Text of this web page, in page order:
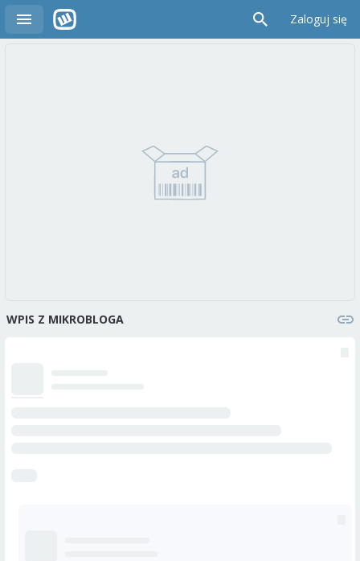
Zaloguj się
WPIS Z MIKROBLOGA